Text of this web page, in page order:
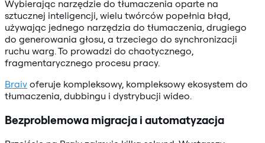
Wybierając narzędzie do tłumaczenia oparte na
sztucznej inteligencji, wielu twórców popełnia błąd,
używając jednego narzędzia do tłumaczenia, drugiego
do generowania głosu, a trzeciego do synchronizacji
ruchu warg. To prowadzi do chaotycznego,
fragmentarycznego procesu pracy.
Braiv oferuje kompleksowy, kompleksowy ekosystem do
tłumaczenia, dubbingu i dystrybucji wideo.
Bezproblemowa migracja i automatyzacja